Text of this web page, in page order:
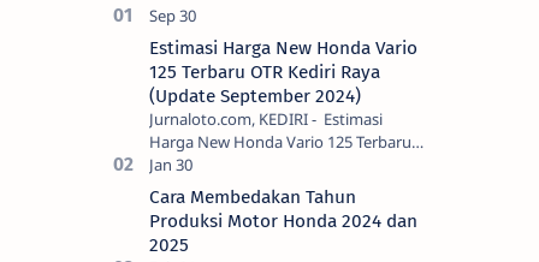
Estimasi Harga New Honda Vario
125 Terbaru OTR Kediri Raya
(Update September 2024)
Jurnaloto.com, KEDIRI - Estimasi
Harga New Honda Vario 125 Terbaru
OTR Kediri Raya (Update September
2024) Brosis sekalian, PT Astra Honda
Motor (AH…
Cara Membedakan Tahun
Produksi Motor Honda 2024 dan
2025